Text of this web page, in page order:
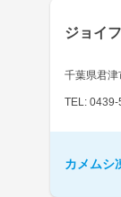
ジョイ
千葉県君津
TEL: 0439-
カメムシ